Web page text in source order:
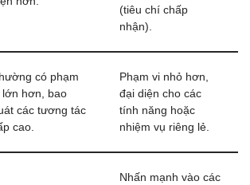
(tiêu chí chấp
nhận).
có phạm
lớn hơn, bao
các tương tác
cao.
Phạm vi nhỏ hơn,
đại diện cho các
tính năng hoặc
nhiệm vụ riêng lẻ.
Nhấn mạnh vào các